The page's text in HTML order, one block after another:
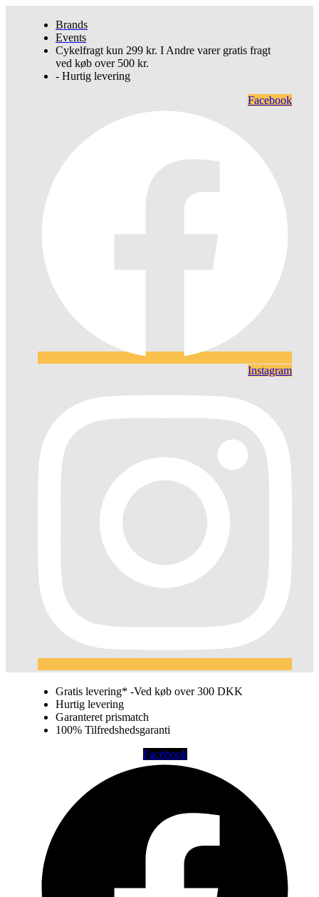
Brands
Events
Cykelfragt kun 299 kr. I Andre varer gratis fragt
ved køb over 500 kr.
- Hurtig levering
Facebook
Instagram
Gratis levering* -Ved køb over 300 DKK
Hurtig levering
Garanteret prismatch
100% Tilfredshedsgaranti
Facebook